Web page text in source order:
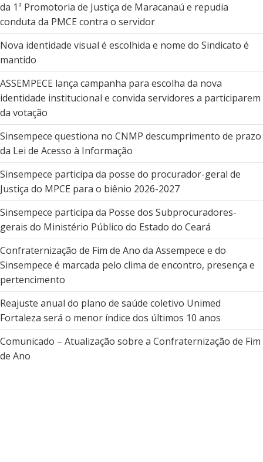
da 1ª Promotoria de Justiça de Maracanaú e repudia
conduta da PMCE contra o servidor
Nova identidade visual é escolhida e nome do Sindicato é
mantido
ASSEMPECE lança campanha para escolha da nova
identidade institucional e convida servidores a participarem
da votação
Sinsempece questiona no CNMP descumprimento de prazo
da Lei de Acesso à Informação
Sinsempece participa da posse do procurador-geral de
Justiça do MPCE para o biênio 2026-2027
Sinsempece participa da Posse dos Subprocuradores-
gerais do Ministério Público do Estado do Ceará
Confraternização de Fim de Ano da Assempece e do
Sinsempece é marcada pelo clima de encontro, presença e
pertencimento
Reajuste anual do plano de saúde coletivo Unimed
Fortaleza será o menor índice dos últimos 10 anos
Comunicado – Atualização sobre a Confraternização de Fim
de Ano